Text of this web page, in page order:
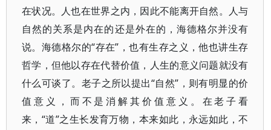
在状况。人也在世界之内，因此不能离开自然。人与
自然的关系是内在的还是外在的，海德格尔并没有
说。海德格尔的“存在”，也有生存之义，他也讲生存
哲学，但他以存在代替价值，人生的意义问题就没有
什么可谈了。老子之所以提出“自然”，则有明显的价
值意义，而不是消解其价值意义。在老子看
来，“道”之生长发育万物，本来如此，永远如此，不